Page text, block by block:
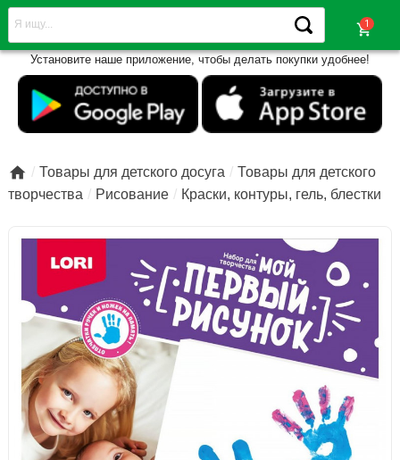
shopping_cart
Установите наше приложение, чтобы делать покупки удобнее!
 Товары для детского досуга
Товары для детского
творчества
Рисование Краски, контуры, гель, блестки